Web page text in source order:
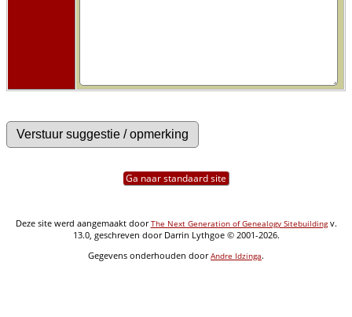
Ga naar standaard site
Deze site werd aangemaakt doorThe Next Generation of Genealogy Sitebuildingv.
13.0, geschreven door Darrin Lythgoe © 2001-2026.
Gegevens onderhouden doorAndre Idzinga.